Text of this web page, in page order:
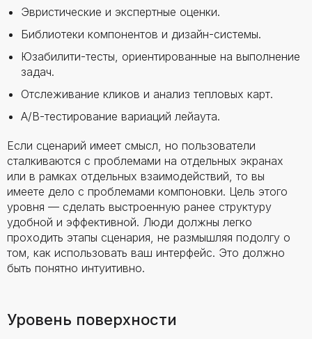
Эвристические и экспертные оценки.
Библиотеки компонентов и дизайн-системы.
Юзабилити-тесты, ориентированные на выполнение
задач.
Отслеживание кликов и анализ тепловых карт.
A/B-тестирование вариаций лейаута.
Если сценарий имеет смысл, но пользователи
сталкиваются с проблемами на отдельных экранах
или в рамках отдельных взаимодействий, то вы
имеете дело с проблемами компоновки. Цель этого
уровня — сделать выстроенную ранее структуру
удобной и эффективной. Люди должны легко
проходить этапы сценария, не размышляя подолгу о
том, как использовать ваш интерфейс. Это должно
быть понятно интуитивно.
Уровень поверхности